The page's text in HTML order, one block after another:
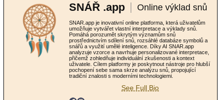
SNÁŘ .app Online výklad snů
SNAR.app je inovativní online platforma, která uživatelům
umožňuje vytvářet vlastní interpretace a výklady snů.
Pomáhá porozumět skrytým významům snů
prostřednictvím sdílení snů, rozsáhlé databáze symbolů a
snářů a využití umělé inteligence. Díky AI SNAR.app
analyzuje vzorce a navrhuje personalizované interpretace,
přičemž zohledňuje individuální zkušenosti a kontext
uživatele. Cílem platformy je poskytnout nástroje pro hlubší
pochopení sebe sama skrze analýzu snů, propojující
tradiční znalosti s moderními technologiemi.
See Full Bio